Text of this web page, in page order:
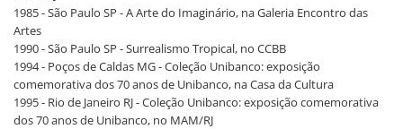
1985 - São Paulo SP - A Arte do Imaginário, na Galeria Encontro das
Artes
1990 - São Paulo SP - Surrealismo Tropical, no CCBB
1994 - Poços de Caldas MG - Coleção Unibanco: exposição
comemorativa dos 70 anos de Unibanco, na Casa da Cultura
1995 - Rio de Janeiro RJ - Coleção Unibanco: exposição comemorativa
dos 70 anos de Unibanco, no MAM/RJ